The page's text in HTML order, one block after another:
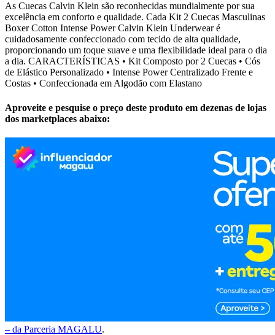
As Cuecas Calvin Klein são reconhecidas mundialmente por sua
excelência em conforto e qualidade. Cada Kit 2 Cuecas Masculinas
Boxer Cotton Intense Power Calvin Klein Underwear é
cuidadosamente confeccionado com tecido de alta qualidade,
proporcionando um toque suave e uma flexibilidade ideal para o dia
a dia. CARACTERÍSTICAS • Kit Composto por 2 Cuecas • Cós
de Elástico Personalizado • Intense Power Centralizado Frente e
Costas • Confeccionada em Algodão com Elastano
Aproveite e pesquise o preço deste produto em dezenas de lojas
dos marketplaces abaixo:
– da Parceria MAGALU.